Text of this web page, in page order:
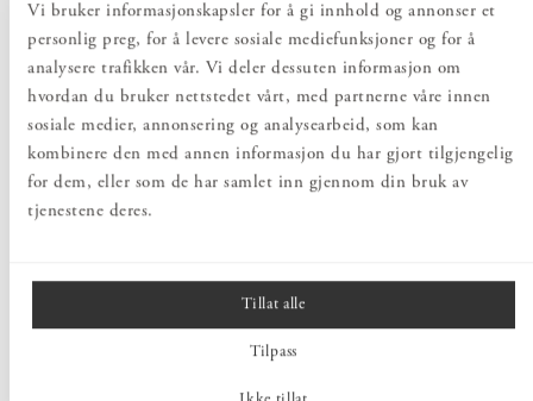
Vi bruker informasjonskapsler for å gi innhold og annonser et
personlig preg, for å levere sosiale mediefunksjoner og for å
analysere trafikken vår. Vi deler dessuten informasjon om
hvordan du bruker nettstedet vårt, med partnerne våre innen
sosiale medier, annonsering og analysearbeid, som kan
kombinere den med annen informasjon du har gjort tilgjengelig
for dem, eller som de har samlet inn gjennom din bruk av
tjenestene deres.
Tillat alle
Tilpass
STELL- & VASKERÅD